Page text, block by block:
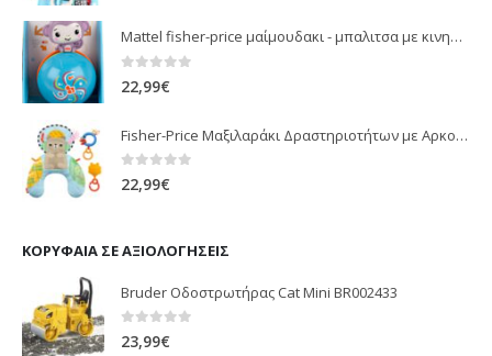
Mattel fisher-price μαίμουδακι - μπαλιτσα με κινηση JLB95
22,99€
Fisher-Price Μαξιλαράκι Δραστηριοτήτων με Αρκουδάκι (JHB44)
0 out of 5
22,99€
ΚΟΡΥΦΑΊΑ ΣΕ ΑΞΙΟΛΟΓΉΣΕΙΣ
Bruder Οδοστρωτήρας Cat Mini BR002433
0out of 5
23,99€